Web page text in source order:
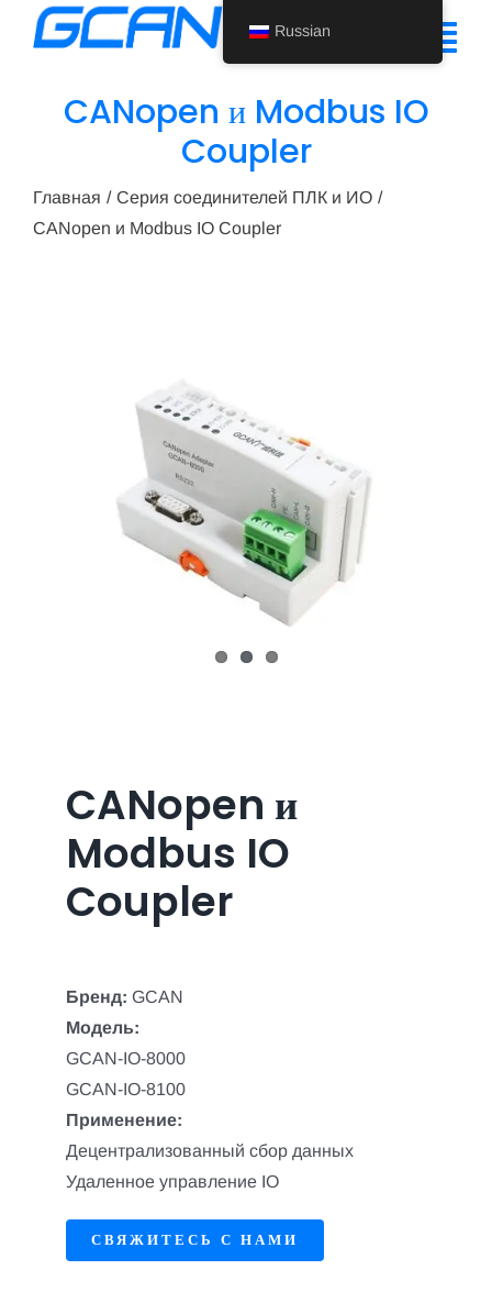
Перейти
Главная
Поддержка
Свяжитесь с нами
CANopen и Modbus IO
Coupler
Главная
Серия соединителей ПЛК и ИО
CANopen и Modbus IO Coupler
CANopen и
Modbus IO
Coupler
Бренд: GCAN
Модель:
GCAN-IO-8000
GCAN-IO-8100
Применение:
Децентрализованный сбор данных
Удаленное управление IO
СВЯЖИТЕСЬ С НАМИ
Russian